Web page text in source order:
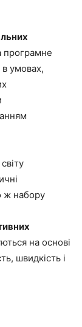
програмне
в умовах,
ж набору
на основі
швидкість і